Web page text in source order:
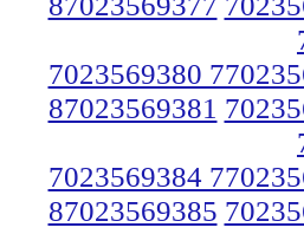
7023569380
87023569381
7023569384
87023569385